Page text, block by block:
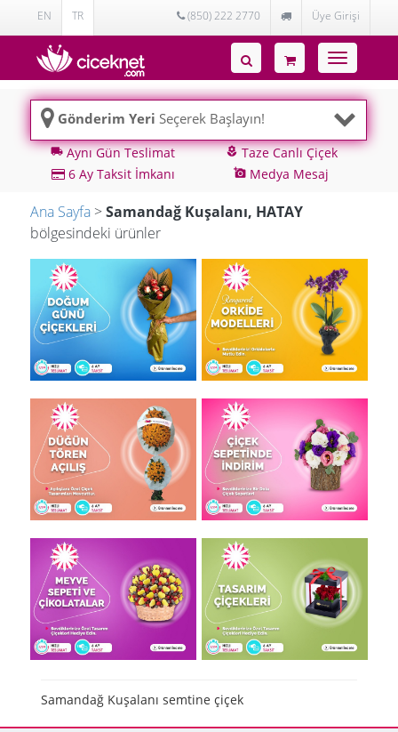
EN TR (850) 222 2770 Üye Girişi
Toggle
navigation
Gönderim Yeri Seçerek Başlayın!
local_shippingAynı Gün Teslimat local_floristTaze Canlı Çiçek
6 Ay Taksit İmkanı
add_a_photo Medya Mesaj
Ana Sayfa >Samandağ Kuşalanı, HATAY
bölgesindeki ürünler
Samandağ Kuşalanı semtine çiçek